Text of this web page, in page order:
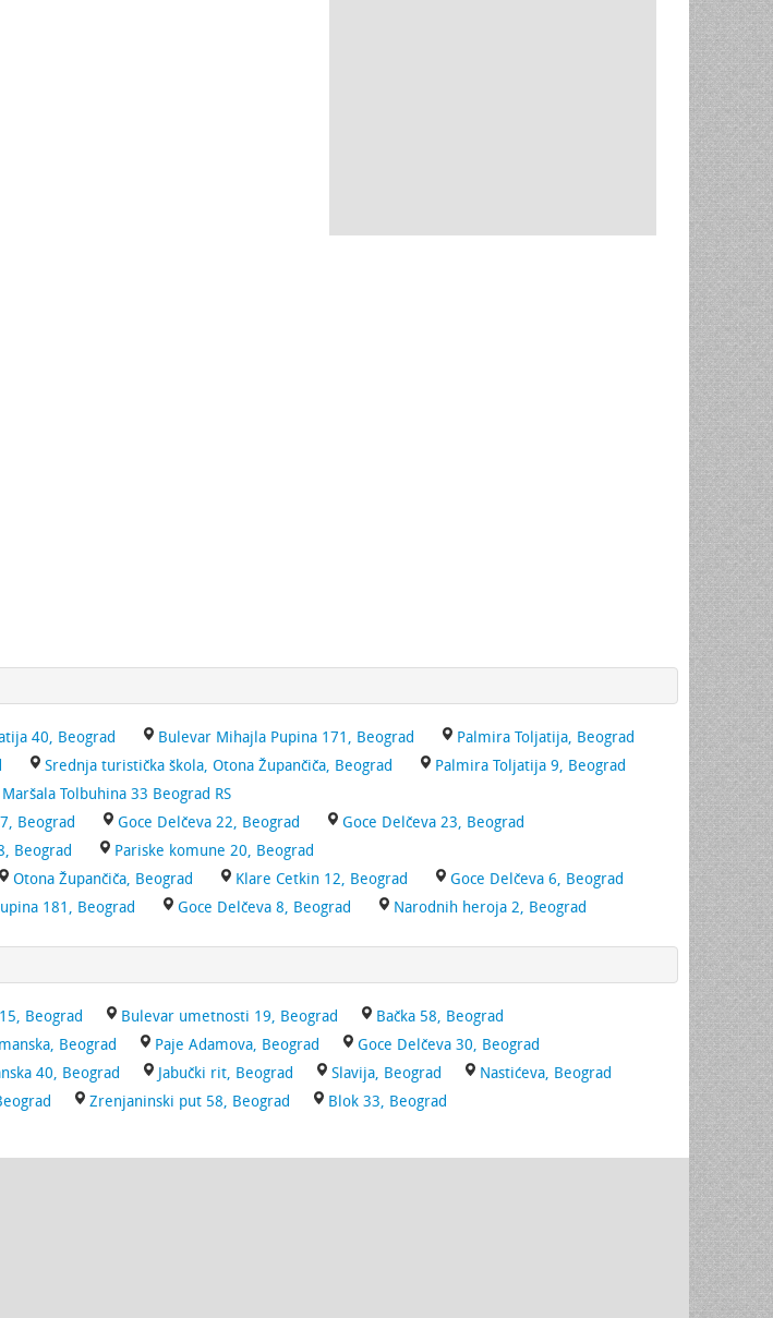
40, Beograd Bulevar Mihajla Pupina 171, Beograd
Palmira Toljatija, Beograd
Srednja turistička škola, Otona Župančiča, Beograd
Palmira Toljatija 9, Beograd
Tolbuhina 33 Beograd RS
Beograd Goce Delčeva 22, Beograd
Goce Delčeva 23, Beograd
Beograd
Pariske komune 20, Beograd
Otona Župančiča, Beograd Klare Cetkin 12, Beograd
Goce Delčeva 6, Beograd
181, Beograd Goce Delčeva 8, Beograd Narodnih heroja 2, Beograd
Beograd Bulevar umetnosti 19, Beograd
Bačka 58, Beograd
Beograd Paje Adamova, Beograd
Goce Delčeva 30, Beograd
40, Beograd Jabučki rit, Beograd Slavija, Beograd
Nastićeva, Beograd
Zrenjaninski put 58, Beograd Blok 33, Beograd